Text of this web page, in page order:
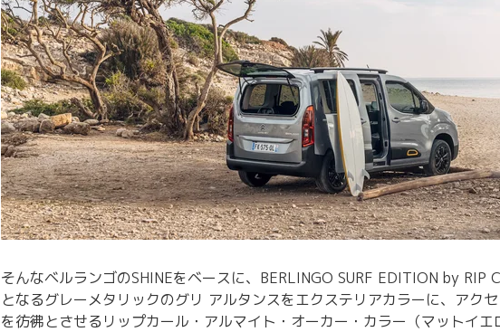
そんなベルランゴのSHINEをベースに、BERLINGO SURF EDITION by RIP
となるグレーメタリックのグリ アルタンスをエクステリアカラーに、アク
を彷彿とさせるリップカール・アルマイト・オーカー・カラー（マットイエ